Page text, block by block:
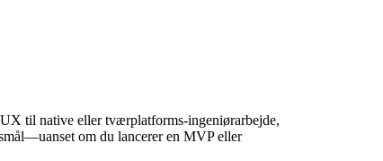
til native eller tværplatforms-ingeniørarbejde,
om du lancerer en MVP eller